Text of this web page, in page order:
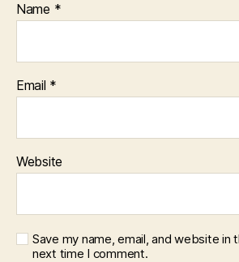
Name *
Email *
Website
Save my name, email, and website in
next time I comment.